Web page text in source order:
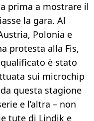
prima a mostrare il
la gara. Al
Polonia e
protesta alla Fis,
è stato
sui microchip
questa stagione
e l’altra – non
tute di Lindik e